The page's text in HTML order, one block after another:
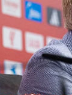
la lista
así
la 2026/